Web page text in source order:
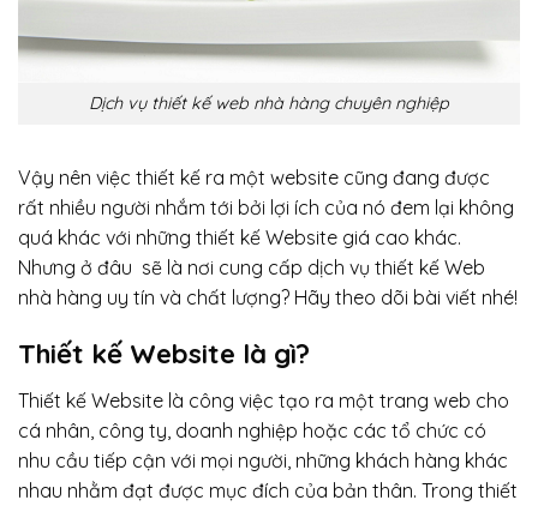
Dịch vụ thiết kế web nhà hàng chuyên nghiệp
Vậy nên việc thiết kế ra một website cũng đang được
rất nhiều người nhắm tới bởi lợi ích của nó đem lại không
quá khác với những thiết kế Website giá cao khác.
Nhưng ở đâu sẽ là nơi cung cấp dịch vụ thiết kế Web
nhà hàng uy tín và chất lượng? Hãy theo dõi bài viết nhé!
Thiết kế Website là gì?
Thiết kế Website là công việc tạo ra một trang web cho
cá nhân, công ty, doanh nghiệp hoặc các tổ chức có
nhu cầu tiếp cận với mọi người, những khách hàng khác
nhau nhằm đạt được mục đích của bản thân. Trong thiết